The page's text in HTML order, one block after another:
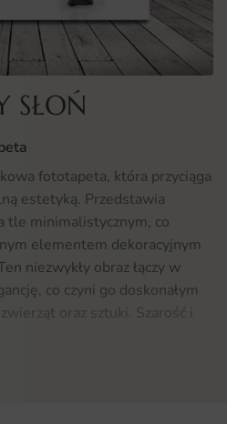
SŁOŃ
fototapeta, która przyciąga
estetyką. Przedstawia
tle minimalistycznym, co
elementem dekoracyjnym
niezwykły obraz łączy w
co czyni go doskonałym
oraz sztuki. Szarość i
pomieszczeniu